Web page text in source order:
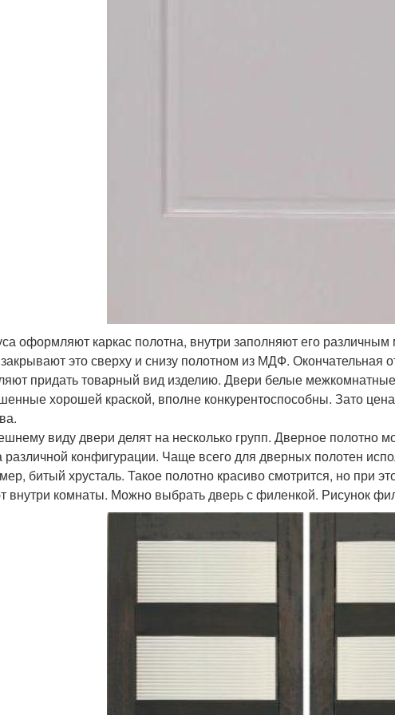
оформляют каркас полотна, внутри заполняют его
это сверху и снизу полотном из МДФ. Окончательная
придать товарный вид изделию. Двери белые
хорошей краской, вполне конкурентоспособны. Зато
виду двери делят на несколько групп. Дверное полотно
различной конфигурации. Чаще всего для дверных полотен
битый хрусталь. Такое полотно красиво смотрится, но при
внутри комнаты. Можно выбрать дверь с филенкой. Рисунок